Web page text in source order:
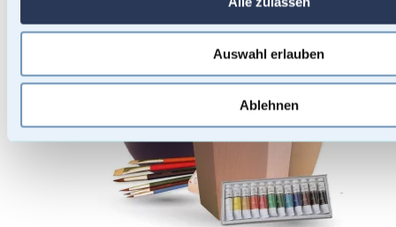
Auswahl erlauben
Ablehnen